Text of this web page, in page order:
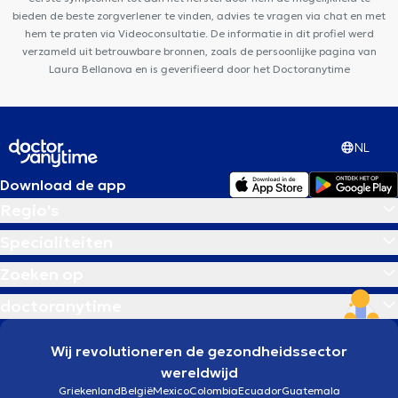
bieden de beste zorgverlener te vinden, advies te vragen via chat en met
hem te praten via Videoconsultatie. De informatie in dit profiel werd
verzameld uit betrouwbare bronnen, zoals de persoonlijke pagina van
Laura Bellanova en is geverifieerd door het Doctoranytime
NL
Download de app
Wij revolutioneren de gezondheidssector
wereldwijd
GriekenlandBelgiëMexicoColombiaEcuadorGuatemala